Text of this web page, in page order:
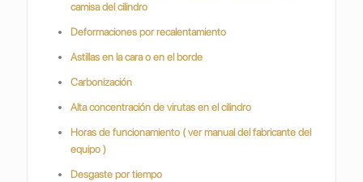
camisa del cilindro
Deformaciones por recalentamiento
Astillas en la cara o en el borde
Carbonización
Alta concentración de virutas en el cilindro
Horas de funcionamiento ( ver manual del fabricante del
equipo )
Desgaste por tiempo